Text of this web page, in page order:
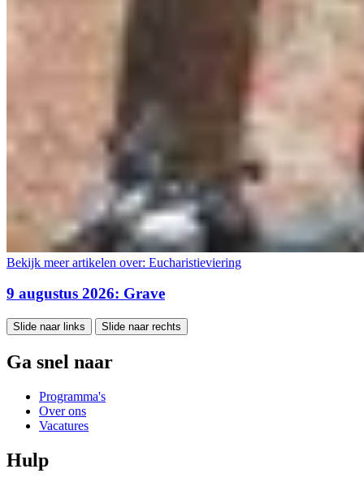
Bekijk meer artikelen over: Eucharistieviering
9 augustus 2026: Grave
Slide naar links Slide naar rechts
Ga snel naar
Programma's
Over ons
Vacatures
Hulp